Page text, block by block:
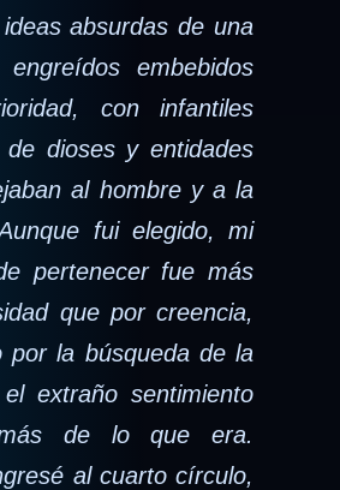
absurdas de una
embebidos
con infantiles
de dioses y entidades
al hombre y a la
fui elegido, mi
pertenecer fue más
que por creencia,
por la búsqueda de la
extraño sentimiento
de lo que era.
al cuarto círculo,